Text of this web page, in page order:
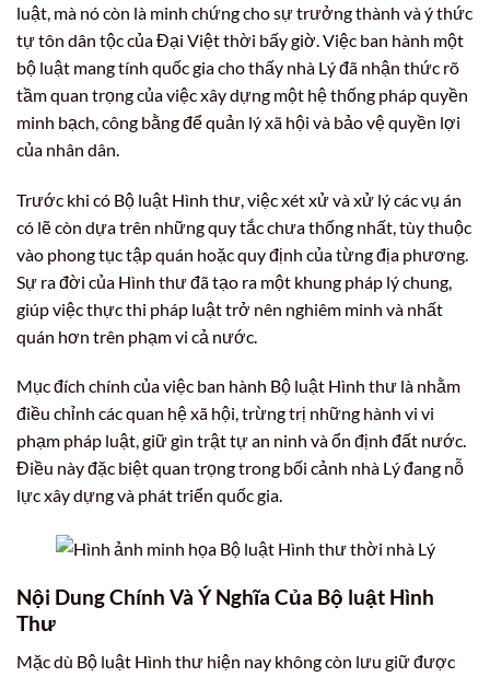
luật, mà nó còn là minh chứng cho sự trưởng thành và ý thức
tự tôn dân tộc của Đại Việt thời bấy giờ. Việc ban hành một
bộ luật mang tính quốc gia cho thấy nhà Lý đã nhận thức rõ
tầm quan trọng của việc xây dựng một hệ thống pháp quyền
minh bạch, công bằng để quản lý xã hội và bảo vệ quyền lợi
của nhân dân.
Trước khi có Bộ luật Hình thư, việc xét xử và xử lý các vụ án
có lẽ còn dựa trên những quy tắc chưa thống nhất, tùy thuộc
vào phong tục tập quán hoặc quy định của từng địa phương.
Sự ra đời của Hình thư đã tạo ra một khung pháp lý chung,
giúp việc thực thi pháp luật trở nên nghiêm minh và nhất
quán hơn trên phạm vi cả nước.
Mục đích chính của việc ban hành Bộ luật Hình thư là nhằm
điều chỉnh các quan hệ xã hội, trừng trị những hành vi vi
phạm pháp luật, giữ gìn trật tự an ninh và ổn định đất nước.
Điều này đặc biệt quan trọng trong bối cảnh nhà Lý đang nỗ
lực xây dựng và phát triển quốc gia.
Nội Dung Chính Và Ý Nghĩa Của Bộ luật Hình
Thư
Mặc dù Bộ luật Hình thư hiện nay không còn lưu giữ được